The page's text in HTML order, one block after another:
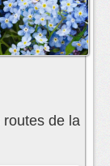
de la